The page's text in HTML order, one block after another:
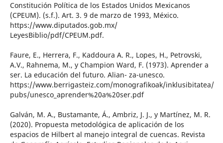
Constitución Política de los Estados Unidos Mexicanos
(CPEUM). (s.f.). Art. 3. 9 de marzo de 1993, México.
https://www.diputados.gob.mx/
LeyesBiblio/pdf/CPEUM.pdf.
Faure, E., Herrera, F., Kaddoura A. R., Lopes, H., Petrovski,
A.V., Rahnema, M., y Champion Ward, F. (1973). Aprender a
ser. La educación del futuro. Alian- za-unesco.
https://www.berrigasteiz.com/monografikoak/inklusibitatea/
pubs/unesco_aprender%20a%20ser.pdf
Galván, M. A., Bustamante, Á., Ambriz, J. J., y Martínez, M. R.
(2020). Propuesta metodológica de aplicación de los
espacios de Hilbert al manejo integral de cuencas. Revista